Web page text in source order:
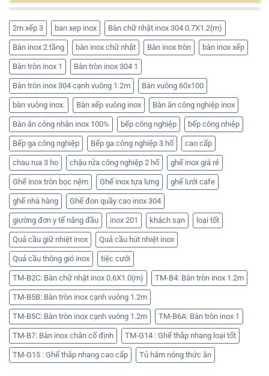
2m xếp 3 ban xep inox Bàn chữ nhật inox 304 0.7X1.2(m)
Bàn inox 2 tầng bàn inox chữ nhật Bàn inox tròn bàn inox xếp
Bàn tròn inox 1 Bàn tròn inox 304 1
Bàn tròn inox 304 cạnh vuông 1.2m Bàn vuông 60x100
bàn vuông inox. Bàn xếp vuông inox Bàn ăn công nghiệp inox
Bàn ăn công nhân inox 100% bếp công nghiệp bếp công nhiệp
Bếp ga công nghiệp Bếp ga công nghiệp 3 hố cao cấp
chau rua 3 ho chậu rửa công nghiệp 2 hố ghế inox giá rẻ
Ghế inox tròn bọc nệm Ghế inox tựa lưng ghế lưới cafe
ghế nhà hàng Ghế đon quầy cao inox 304
giường đơn y tế nâng đầu inox 201 khách sạn loại tốt
Quả cầu giữ nhiệt inox Quả cầu hút nhiệt inox
Quả cầu thông gió inox tiệc cưới
TM-B2C: Bàn chữ nhật inox 0.6X1.0(m) TM-B4: Bàn tròn inox 1.2m
TM-B5B: Bàn tròn inox cạnh vuông 1.2m
TM-B5C: Bàn tròn inox cạnh vuông 1.2m TM-B6A: Bàn tròn inox 1
TM-B7: Bàn inox chân cố định TM-G14 : Ghế thắp nhang loại tốt
TM-G15 : Ghế thắp nhang cao cấp Tủ hâm nóng thức ăn